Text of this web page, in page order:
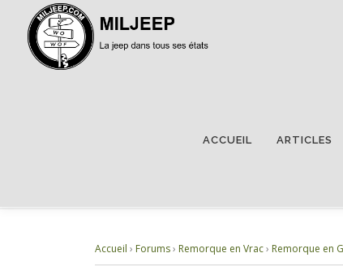
ACCUEIL ARTICLES
Accueil › Forums› Remorque en Vrac› Remorque en